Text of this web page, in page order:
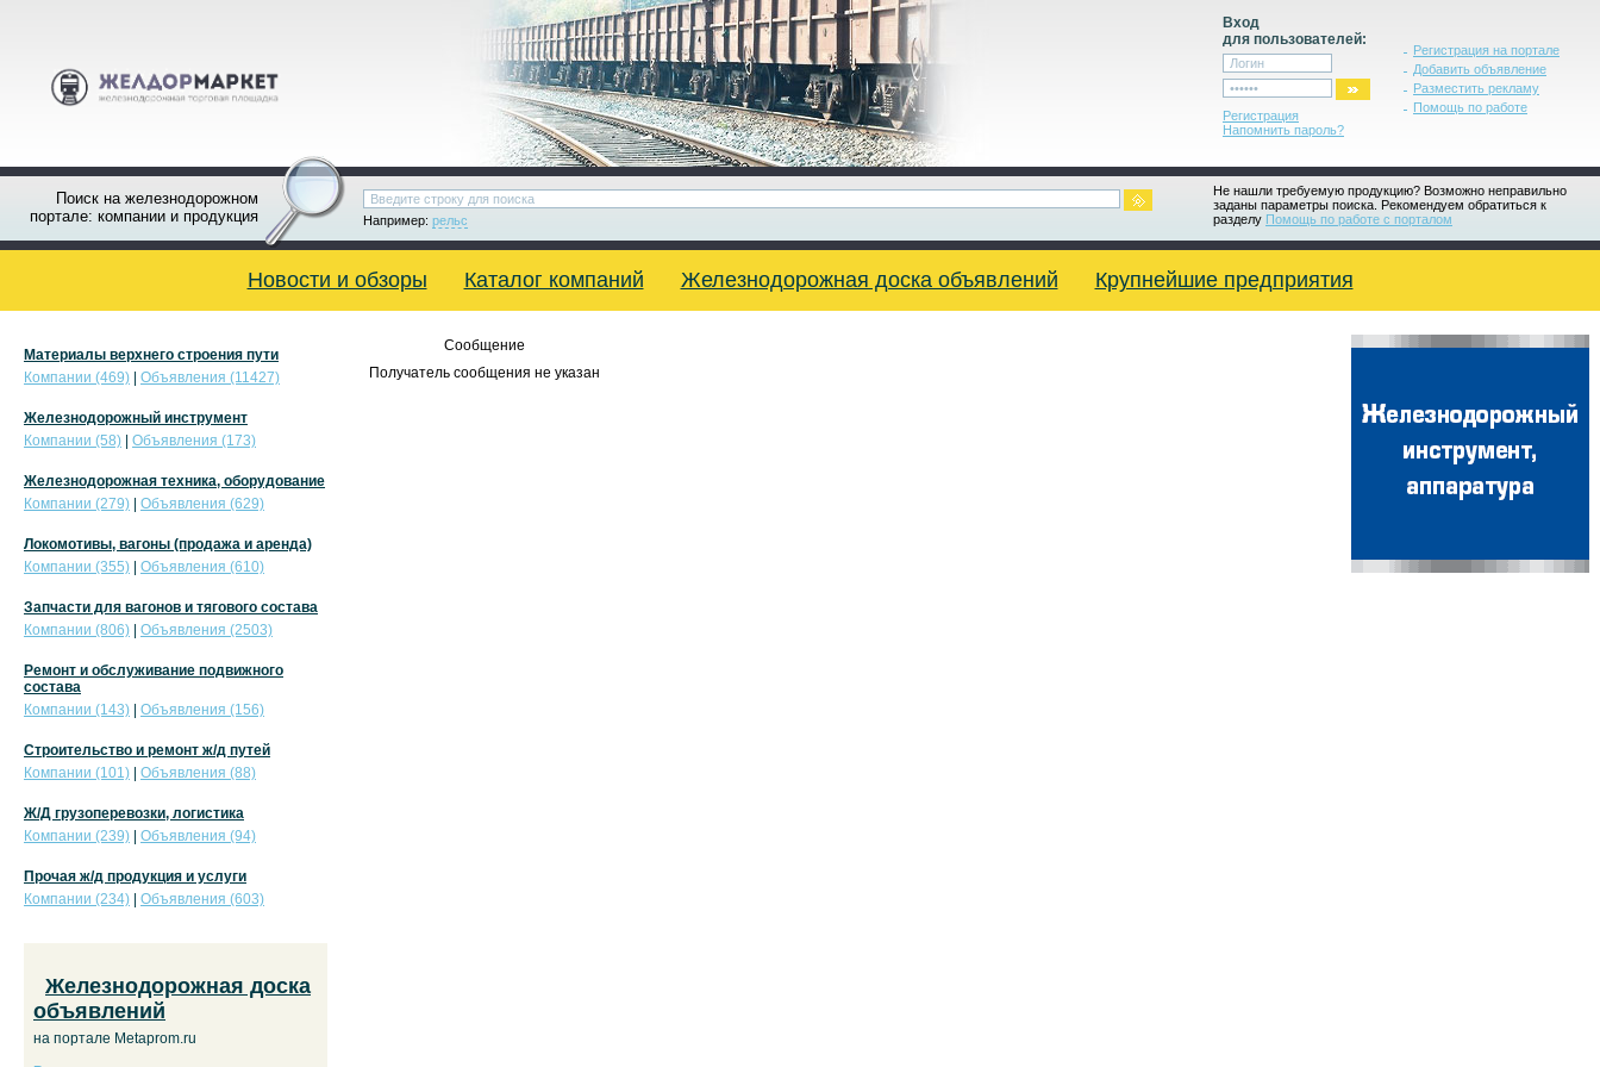
Вход
для пользователей:
Регистрация
Напомнить пароль?
Регистрация на портале
Добавить объявление
Разместить рекламу
Помощь по работе
Поиск на железнодорожном
портале: компании и продукция
Не нашли требуемую продукцию? Возможно неправильно
заданы параметры поиска. Рекомендуем обратиться к
разделу Помощь по работе с порталом
Например: рельс
Новости и обзоры Каталог компаний Железнодорожная доска объявлений Крупнейшие предприятия
Сообщение
Получатель сообщения не указан
Материалы верхнего строения пути
Компании (469)
Объявления (11427)
Железнодорожный инструмент
Компании (58)
Объявления (173)
Железнодорожная техника, оборудование
Компании (279)
Объявления (629)
Локомотивы, вагоны (продажа и аренда)
Компании (355)
Объявления (610)
Запчасти для вагонов и тягового состава
Компании (806)
Объявления (2503)
Ремонт и обслуживание подвижного
состава
Компании (143)
Объявления (156)
Строительство и ремонт ж/д путей
Компании (101)
Объявления (88)
Ж/Д грузоперевозки, логистика
Компании (239)
Объявления (94)
Прочая ж/д продукция и услуги
Компании (234)
Объявления (603)
Железнодорожная доска
объявлений
на портале Metaprom.ru